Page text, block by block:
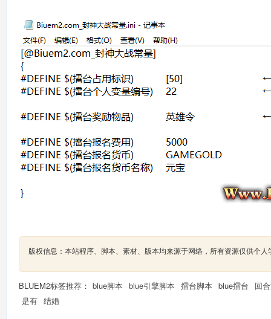
版权信息：本站程序、脚本、素材、版本均来源于网络，所有资源仅供个
BLUEM2标签推荐： blue脚本 blue引擎脚本 擂台脚本 blue擂台
回
是有 结婚